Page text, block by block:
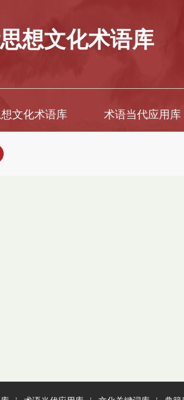
想文化术语库
文化术语库 术语当代应用库